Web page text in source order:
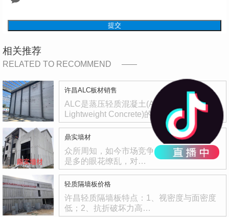
提交
相关推荐
RELATED TO RECOMMEND
许昌ALC板材销售
ALC是蒸压轻质混凝土(Autoclaved
Lightweight Concrete)的简…
鼎实墙材
众所周知，如今市场竞争十分激烈，产品也
是多的眼花缭乱，对…
轻质隔墙板价格
许昌轻质隔墙板特点：1、视密度与面密度
低；2、抗折破坏力高…